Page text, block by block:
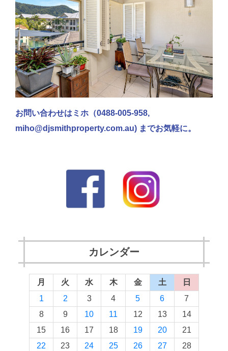
お問い合わせはミホ（0488-005-958,
miho@djsmithproperty.com.au) までお気軽に。
カレンダー
月 火 水 木 金 土
日
1
2 3 4 5 6
7
8
9 10 11 12 13
14
15
16 17 18 19 20
21
22
23 24 25 26 27
28